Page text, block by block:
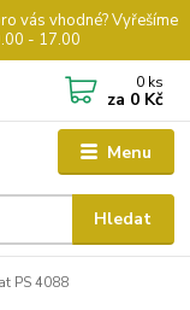
vás vhodné? Vyřešíme
- 17.00
Menu
Hledat
0 ks
za 0 Kč
PS 4088